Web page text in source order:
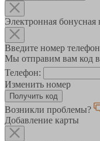
Электронная бонусная
Введите номер
Мы отправим вам код
Телефон:
Изменить номер
Возникли проблемы?
Добавление карты